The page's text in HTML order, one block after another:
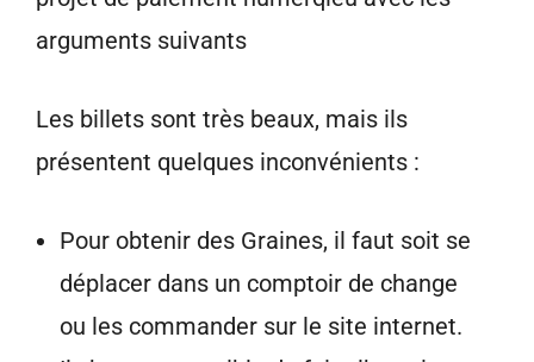
arguments suivants
Les billets sont très beaux, mais ils
présentent quelques inconvénients :
Pour obtenir des Graines, il faut soit se
déplacer dans un comptoir de change
ou les commander sur le site internet.